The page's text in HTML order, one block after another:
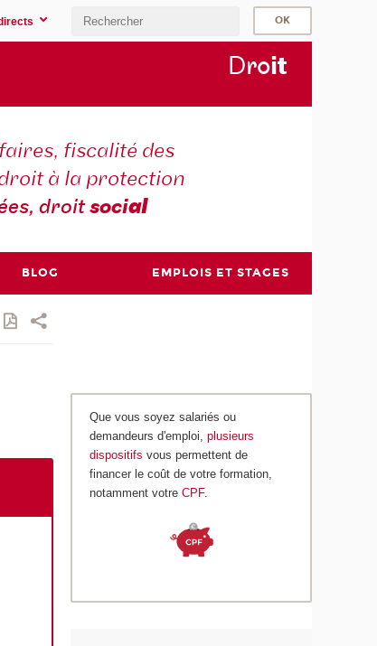
Droit
fiscalité des
à la protection
droitsocial
BLOG EMPLOIS ET STAGES
Que vous soyez salariés ou
demandeurs d'emploi,plusieurs
dispositifs vous permettent de
financer le coût de votre formation,
notamment votreCPF.